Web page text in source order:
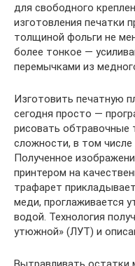
для свободного
изготовления печатки
толщиной фольги не
более тонкое —
перемычками из
Изготовить печатную
сегодня просто —
рисовать
сложности, в том числе
Полученное
принтером на
трафарет
меди, проглаживается
водой. Технология
утюжной» (ЛУТ) и